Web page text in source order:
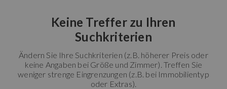
Keine Treffer zu Ihren
Suchkriterien
Ändern Sie Ihre Suchkriterien (z.B. höherer Preis oder
keine Angaben bei Größe und Zimmer). Treffen Sie
weniger strenge Eingrenzungen (z.B. bei Immobilientyp
oder Extras).